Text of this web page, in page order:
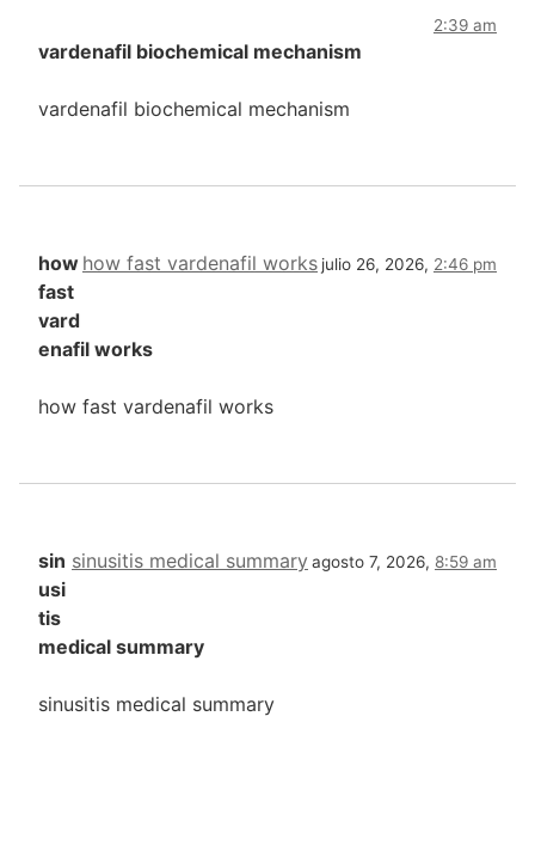
2:39 am
vardenafil biochemical mechanism
vardenafil biochemical mechanism
how fast vardenafil works julio 26, 2026, 2:46 pm
how
fast
vard
enafil works
how fast vardenafil works
sinusitis medical summary agosto 7, 2026, 8:59 am
sin
usi
tis
medical summary
sinusitis medical summary